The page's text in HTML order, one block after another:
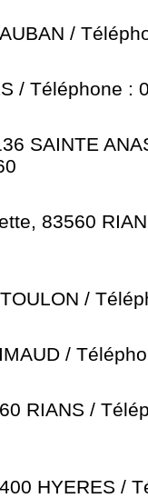
/
/ Téléphone :
SAINTE
83560
/
/
RIANS /
HYERES /